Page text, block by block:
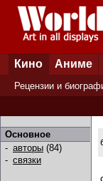
Кино Аниме
Рецензии и
Основное
- авторы (84)
- связки